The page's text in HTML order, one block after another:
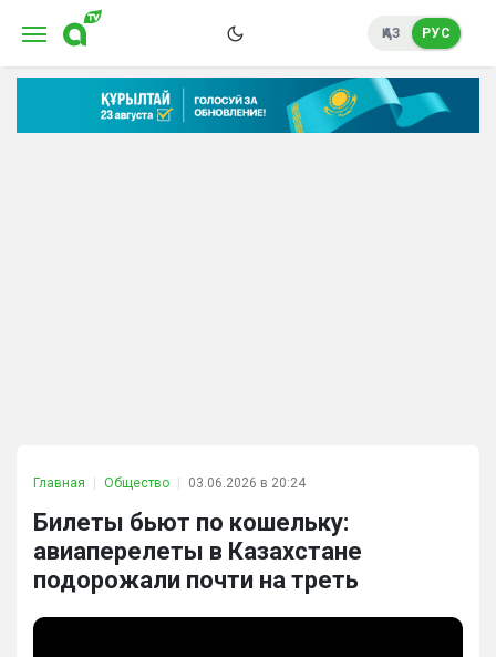
ҚАЗ РУС
Главная Общество 03.06.2026 в 20:24
Билеты бьют по кошельку:
авиаперелеты в Казахстане
подорожали почти на треть